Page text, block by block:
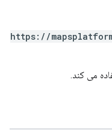
https://
می کند.